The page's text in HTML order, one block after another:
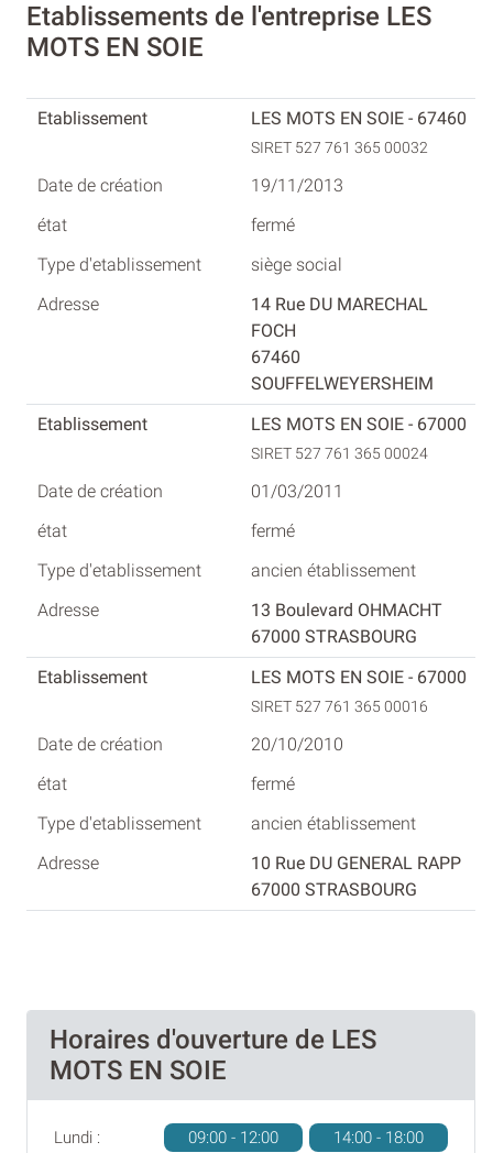
Etablissements de l'entreprise LES
MOTS EN SOIE
LES MOTS EN SOIE - 67460
SIRET 527 761 365 00032
19/11/2013
fermé
siège social
14 Rue DU MARECHAL
FOCH
67460
SOUFFELWEYERSHEIM
LES MOTS EN SOIE - 67000
SIRET 527 761 365 00024
01/03/2011
fermé
ancien établissement
13 Boulevard OHMACHT
67000 STRASBOURG
LES MOTS EN SOIE - 67000
SIRET 527 761 365 00016
20/10/2010
fermé
ancien établissement
10 Rue DU GENERAL RAPP
67000 STRASBOURG
Horaires d'ouverture de LES
MOTS EN SOIE
Lundi : 09:00 - 12:00
14:00 - 18:00